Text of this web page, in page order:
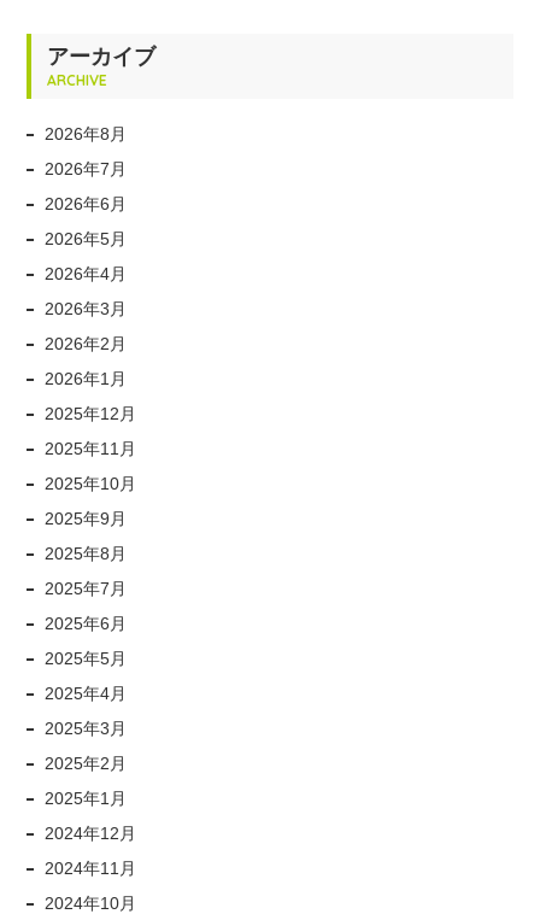
アーカイブ
ARCHIVE
2026年8月
2026年7月
2026年6月
2026年5月
2026年4月
2026年3月
2026年2月
2026年1月
2025年12月
2025年11月
2025年10月
2025年9月
2025年8月
2025年7月
2025年6月
2025年5月
2025年4月
2025年3月
2025年2月
2025年1月
2024年12月
2024年11月
2024年10月